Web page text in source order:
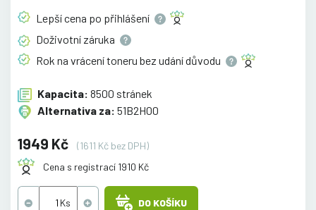
Lepší cena po přihlášení
Doživotní záruka
Rok na vrácení toneru bez udánídůvodu
Kapacita: 8500 stránek
Alternativa za: 51B2H00
1949 Kč
(1611 Kč bez DPH)
Cena s registrací 1910 Kč
DO KOŠÍKU